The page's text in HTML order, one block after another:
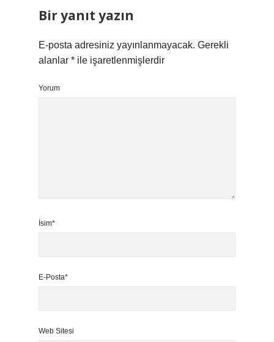
Bir yanıt yazın
E-posta adresiniz yayınlanmayacak. Gerekli
alanlar * ile işaretlenmişlerdir
Yorum
İsim*
E-Posta*
Web Sitesi